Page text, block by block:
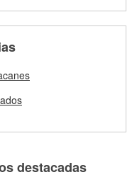
reparación.
freno
destacadas